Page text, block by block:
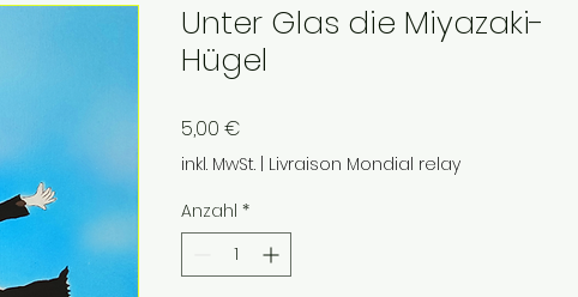
Unter Glas die Miyazaki-
Hügel
5,00 €
inkl. MwSt. Livraison Mondial relay
Anzahl *